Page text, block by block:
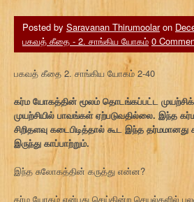
சுலோகம் -87